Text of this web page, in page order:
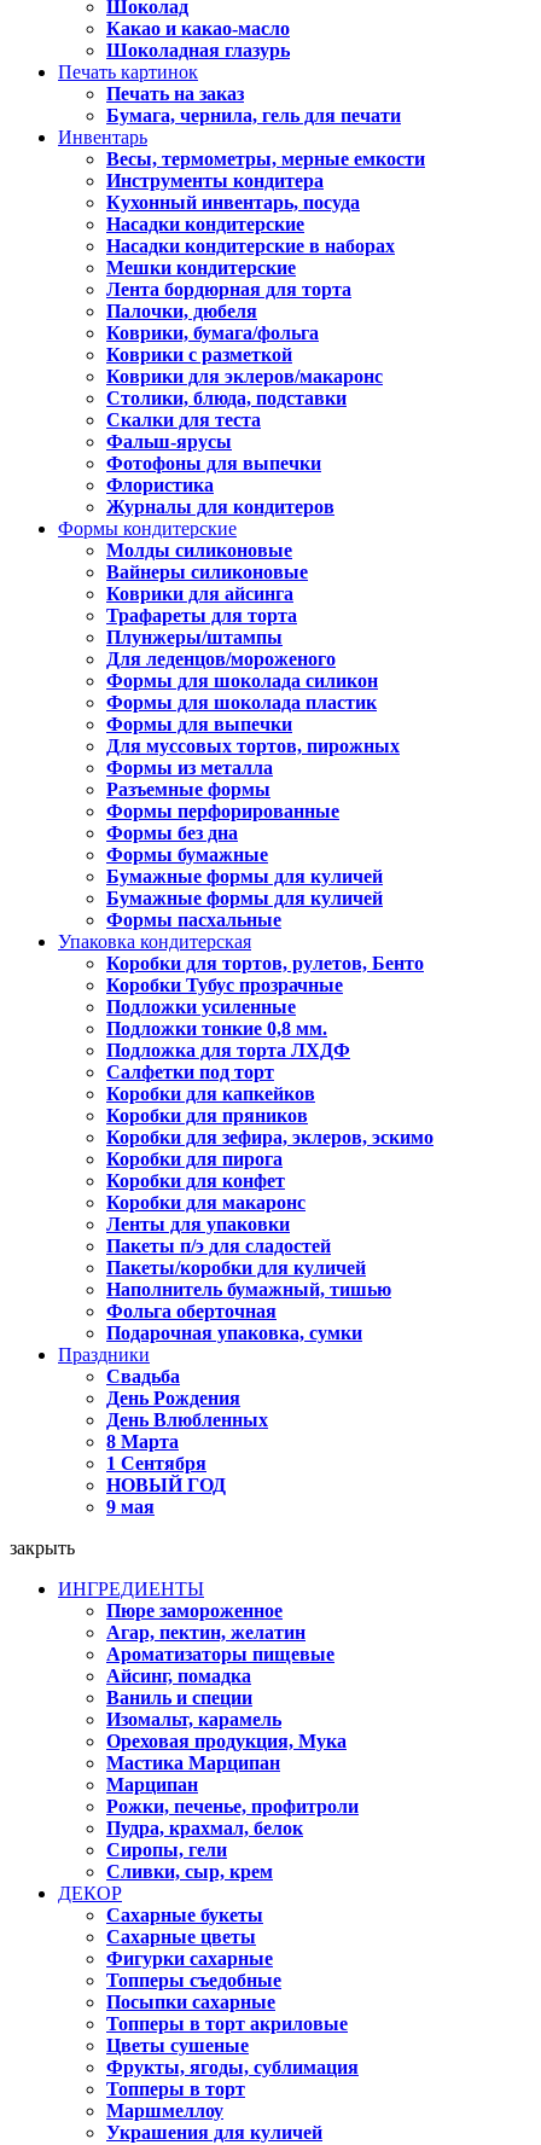
Шоколад
Какао и какао-масло
Шоколадная глазурь
Печать картинок
Печать на заказ
Бумага, чернила, гель для печати
Инвентарь
Весы, термометры, мерные емкости
Инструменты кондитера
Кухонный инвентарь, посуда
Насадки кондитерские
Насадки кондитерские в наборах
Мешки кондитерские
Лента бордюрная для торта
Палочки, дюбеля
Коврики, бумага/фольга
Коврики с разметкой
Коврики для эклеров/макаронс
Столики, блюда, подставки
Скалки для теста
Фальш-ярусы
Фотофоны для выпечки
Флористика
Журналы для кондитеров
Формы кондитерские
Молды силиконовые
Вайнеры силиконовые
Коврики для айсинга
Трафареты для торта
Плунжеры/штампы
Для леденцов/мороженого
Формы для шоколада силикон
Формы для шоколада пластик
Формы для выпечки
Для муссовых тортов, пирожных
Формы из металла
Разъемные формы
Формы перфорированные
Формы без дна
Формы бумажные
Бумажные формы для куличей
Бумажные формы для куличей
Формы пасхальные
Упаковка кондитерская
Коробки для тортов, рулетов, Бенто
Коробки Тубус прозрачные
Подложки усиленные
Подложки тонкие 0,8 мм.
Подложка для торта ЛХДФ
Салфетки под торт
Коробки для капкейков
Коробки для пряников
Коробки для зефира, эклеров, эскимо
Коробки для пирога
Коробки для конфет
Коробки для макаронс
Ленты для упаковки
Пакеты п/э для сладостей
Пакеты/коробки для куличей
Наполнитель бумажный, тишью
Фольга оберточная
Подарочная упаковка, сумки
Праздники
Свадьба
День Рождения
День Влюбленных
8 Марта
1 Сентября
НОВЫЙ ГОД
9 мая
закрыть
ИНГРЕДИЕНТЫ
Пюре замороженное
Агар, пектин, желатин
Ароматизаторы пищевые
Айсинг, помадка
Ваниль и специи
Изомальт, карамель
Ореховая продукция, Мука
Мастика Марципан
Марципан
Рожки, печенье, профитроли
Пудра, крахмал, белок
Сиропы, гели
Сливки, сыр, крем
ДЕКОР
Сахарные букеты
Сахарные цветы
Фигурки сахарные
Топперы съедобные
Посыпки сахарные
Топперы в торт акриловые
Цветы сушеные
Фрукты, ягоды, сублимация
Топперы в торт
Маршмеллоу
Украшения для куличей